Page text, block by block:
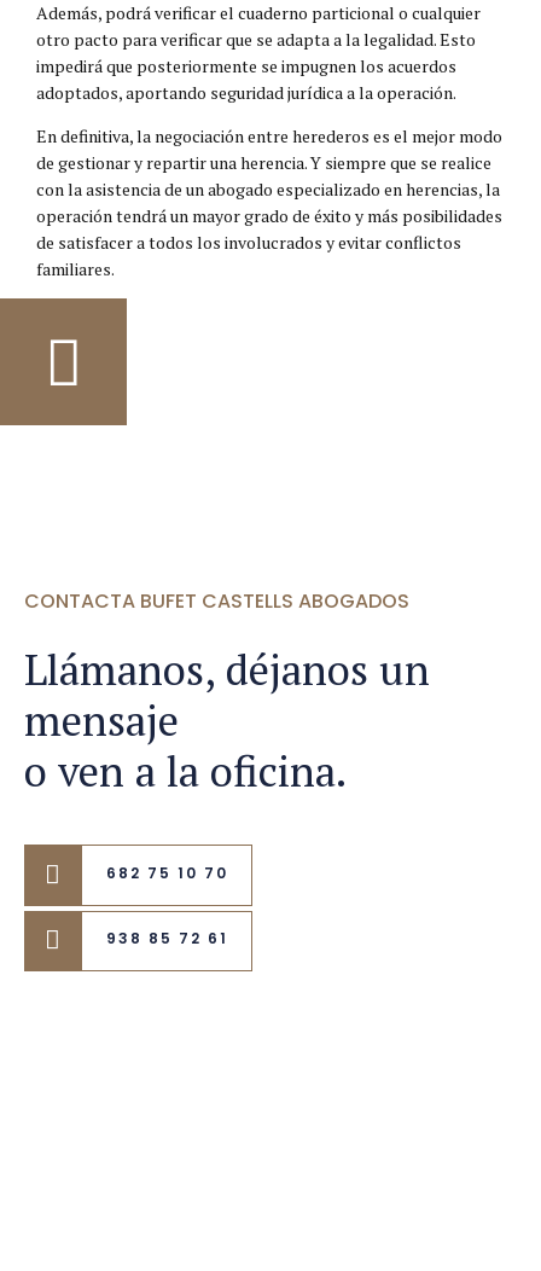
Además, podrá verificar el cuaderno particional o cualquier
otro pacto para verificar que se adapta a la legalidad. Esto
impedirá que posteriormente se impugnen los acuerdos
adoptados, aportando seguridad jurídica a la operación.
En definitiva, la negociación entre herederos es el mejor modo
de gestionar y repartir una herencia. Y siempre que se realice
con la asistencia de un abogado especializado en herencias, la
operación tendrá un mayor grado de éxito y más posibilidades
de satisfacer a todos los involucrados y evitar conflictos
familiares.
CONTACTA BUFET CASTELLS ABOGADOS
Llámanos, déjanos un
mensaje
o ven a la oficina.
682 75 10 70
938 85 72 61